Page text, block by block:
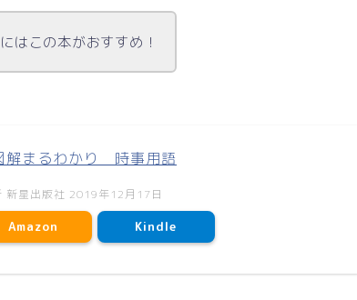
はこの本がおすすめ！
まるわかり 時事用語
新星出版社 2019年12月17日
Amazon Kindle